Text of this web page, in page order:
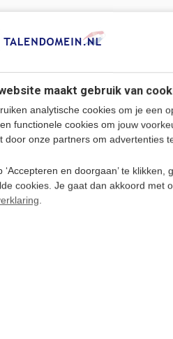
maakt gebruik van
analytische cookies om je een
functionele cookies om jouw
door onze partners om advertenties
‘Accepteren en doorgaan’ te
cookies. Je gaat dan akkoord met
.
(zoals iPad en iPhone)
hoger
cursus